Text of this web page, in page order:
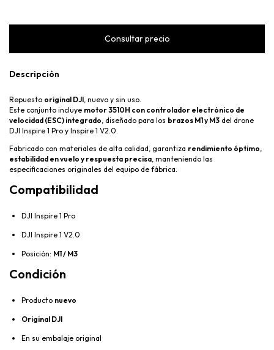
Descripción
Repuesto original DJI, nuevo y sin uso.
Este conjunto incluye motor 3510H con controlador electrónico de
velocidad (ESC) integrado, diseñado para los brazos M1 y M3 del drone
DJI Inspire 1 Pro y Inspire 1 V2.0.
Fabricado con materiales de alta calidad, garantiza rendimiento óptimo,
estabilidad en vuelo y respuesta precisa, manteniendo las
especificaciones originales del equipo de fábrica.
Compatibilidad
DJI Inspire 1 Pro
DJI Inspire 1 V2.0
Posición: M1 / M3
Condición
Producto nuevo
Original DJI
En su embalaje original